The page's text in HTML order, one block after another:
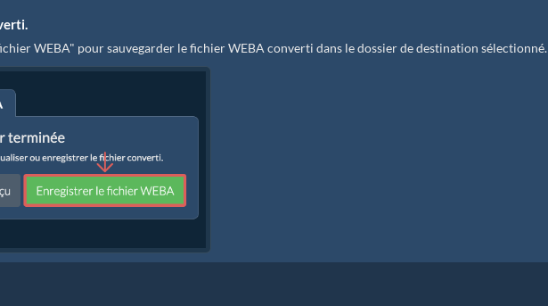
WEBA" pour sauvegarder le fichier WEBA converti dans le dossier de destination sélectionné.